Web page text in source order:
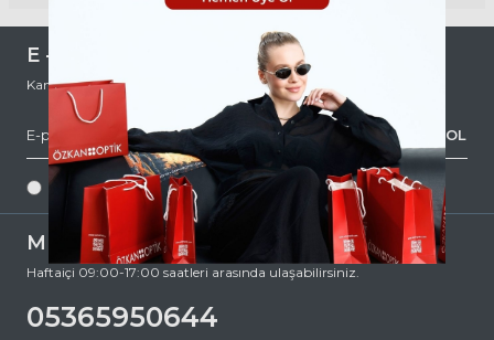
MÜŞTERİ HİZMETLERİ
Haftaiçi 09:00-17:00 saatleri arasında ulaşabilirsiniz.
05365950644
E - BÜLTEN ABONELİĞİ
Kampanya ve indirimlerden haberdar olmak için abone olun.
ABONE OL
KVKK Sözleşmesi'ni, okudum, kabul ediyorum.